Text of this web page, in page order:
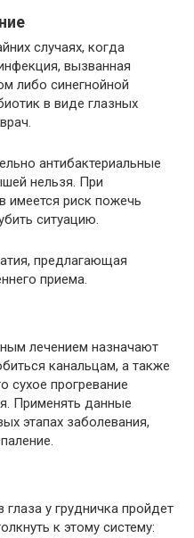
случаях, когда
вызванная
либо синегнойной
в виде глазных
антибактериальные
нельзя. При
имеется риск пожечь
ситуацию.
предлагающая
приема.
лечением назначают
канальцам, а также
сухое прогревание
Применять данные
этапах заболевания,
у грудничка пройдет
к этому систему: